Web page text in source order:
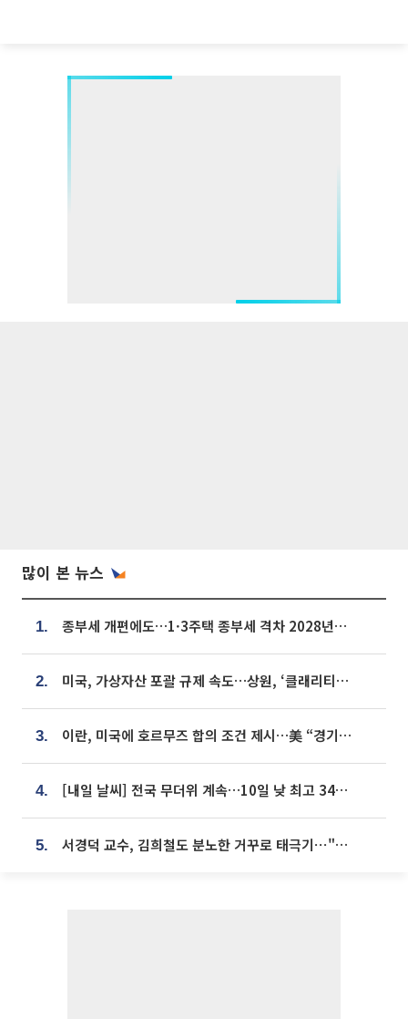
많이 본 뉴스
1. 종부세 개편에도…1·3주택 종부세 격차 2028년부터 확대
2. 미국, 가상자산 포괄 규제 속도…상원, ‘클래리티법’ 9월 절차투표 추진
3. 이란, 미국에 호르무즈 합의 조건 제시…美 “경기 아직 안 끝나” [종합]
4. [내일 날씨] 전국 무더위 계속…10일 낮 최고 34도 육박
5. 서경덕 교수, 김희철도 분노한 거꾸로 태극기⋯"엉터리는 아냐, 아쉬울 뿐"